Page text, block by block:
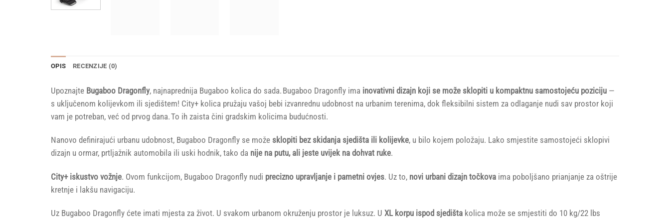
OPIS RECENZIJE (0)
Upoznajte Bugaboo Dragonfly, najnaprednija Bugaboo kolica do sada. Bugaboo Dragonfly ima inovativni dizajn koji se može sklopiti u kompaktnu samostojeću poziciju —
s uključenom kolijevkom ili sjedištem! City+ kolica pružaju vašoj bebi izvanrednu udobnost na urbanim terenima, dok fleksibilni sistem za odlaganje nudi sav prostor koji
vam je potreban, već od prvog dana. To ih zaista čini gradskim kolicima budućnosti.
Nanovo definirajući urbanu udobnost, Bugaboo Dragonfly se može sklopiti bez skidanja sjedišta ili kolijevke, u bilo kojem položaju. Lako smjestite samostojeći sklopivi
dizajn u ormar, prtljažnik automobila ili uski hodnik, tako da nije na putu, ali jeste uvijek na dohvat ruke.
City+ iskustvo vožnje. Ovom funkcijom, Bugaboo Dragonfly nudi precizno upravljanje i pametni ovjes. Uz to, novi urbani dizajn točkova ima poboljšano prianjanje za oštrije
kretnje i lakšu navigaciju.
Uz Bugaboo Dragonfly ćete imati mjesta za život. U svakom urbanom okruženju prostor je luksuz. U XL korpu ispod sjedišta kolica može se smjestiti do 10 kg/22 lbs